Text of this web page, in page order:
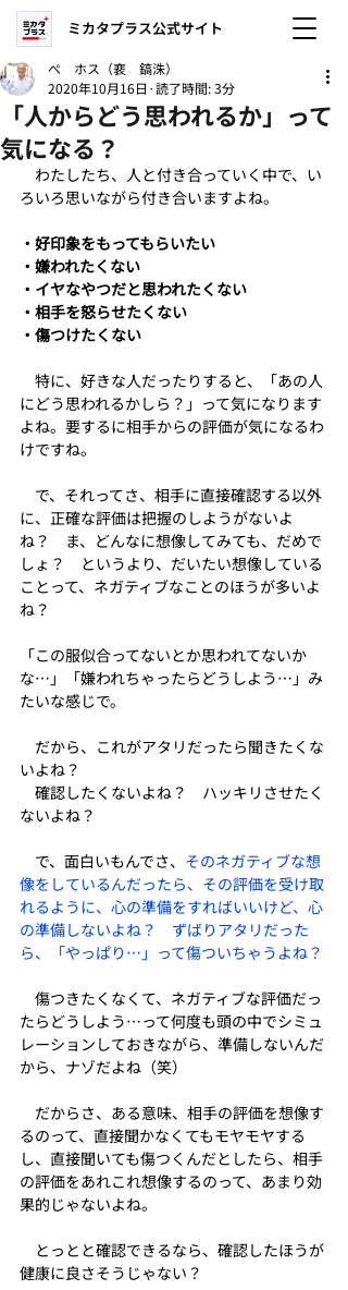
ミカタプラス公式サイト
「人からどう思われるか」って
気になる？
ぺ ホス（裵 鎬洙）
2020年10月16日 読了時間: 3分
わたしたち、人と付き合っていく中で、い
ろいろ思いながら付き合いますよね。
・好印象をもってもらいたい
・嫌われたくない
・イヤなやつだと思われたくない
・相手を怒らせたくない
・傷つけたくない
特に、好きな人だったりすると、「あの人
にどう思われるかしら？」って気になります
よね。要するに相手からの評価が気になるわ
けですね。
で、それってさ、相手に直接確認する以外
に、正確な評価は把握のしようがないよ
ね？　ま、どんなに想像してみても、だめで
しょ？　というより、だいたい想像している
ことって、ネガティブなことのほうが多いよ
ね？
「この服似合ってないとか思われてないか
な…」「嫌われちゃったらどうしよう…」み
たいな感じで。
だから、これがアタリだったら聞きたくな
いよね？
確認したくないよね？　ハッキリさせたく
ないよね？
で、面白いもんでさ、 そのネガティブな想
像をしているんだったら、その評価を受け取
れるように、心の準備をすればいいけど、心
の準備しないよね？　ずばりアタリだった
ら、「やっぱり…」って傷ついちゃうよね？
傷つきたくなくて、ネガティブな評価だっ
たらどうしよう…って何度も頭の中でシミュ
レーションしておきながら、準備しないんだ
から、ナゾだよね（笑）
だからさ、ある意味、相手の評価を想像す
るのって、直接聞かなくてもモヤモヤする
し、直接聞いても傷つくんだとしたら、相手
の評価をあれこれ想像するのって、あまり効
果的じゃないよね。
とっとと確認できるなら、確認したほうが
健康に良さそうじゃない？